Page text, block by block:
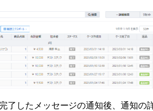
了したメッセージの通知後、通知の